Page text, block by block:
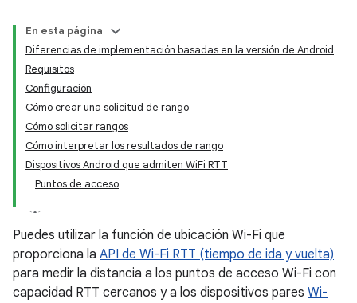
En esta página
Diferencias de implementación basadas en la versión de Android
Requisitos
Configuración
Cómo crear una solicitud de rango
Cómo solicitar rangos
Cómo interpretar los resultados de rango
Dispositivos Android que admiten WiFi RTT
Puntos de acceso
Puedes utilizar la función de ubicación Wi-Fi que
proporciona la API de Wi-Fi RTT (tiempo de ida y vuelta)
para medir la distancia a los puntos de acceso Wi-Fi con
capacidad RTT cercanos y a los dispositivos pares Wi-